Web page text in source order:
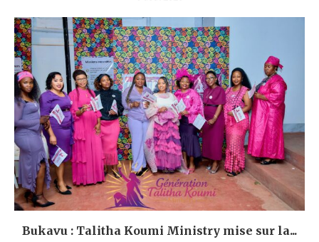
Bukavu : Talitha Koumi Ministry mise sur la...